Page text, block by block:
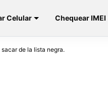
Celular Chequear IMEI
de la lista negra.